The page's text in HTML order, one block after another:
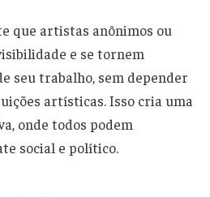
que artistas anônimos ou
e se tornem
seu trabalho, sem depender
artísticas. Isso cria uma
onde todos podem
social e político.